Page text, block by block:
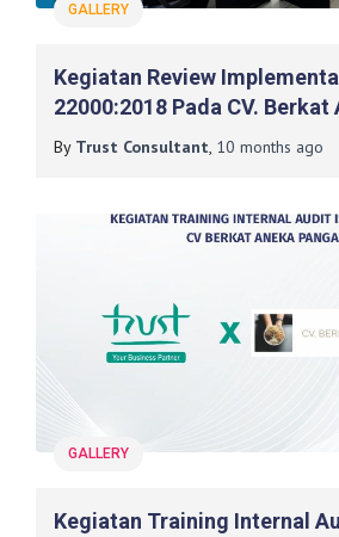
GALLERY
Kegiatan Review
22000:2018 Pada CV. Berkat
Sukabumi
By Trust Consultant, 10 months ago
GALLERY
Kegiatan Training Internal